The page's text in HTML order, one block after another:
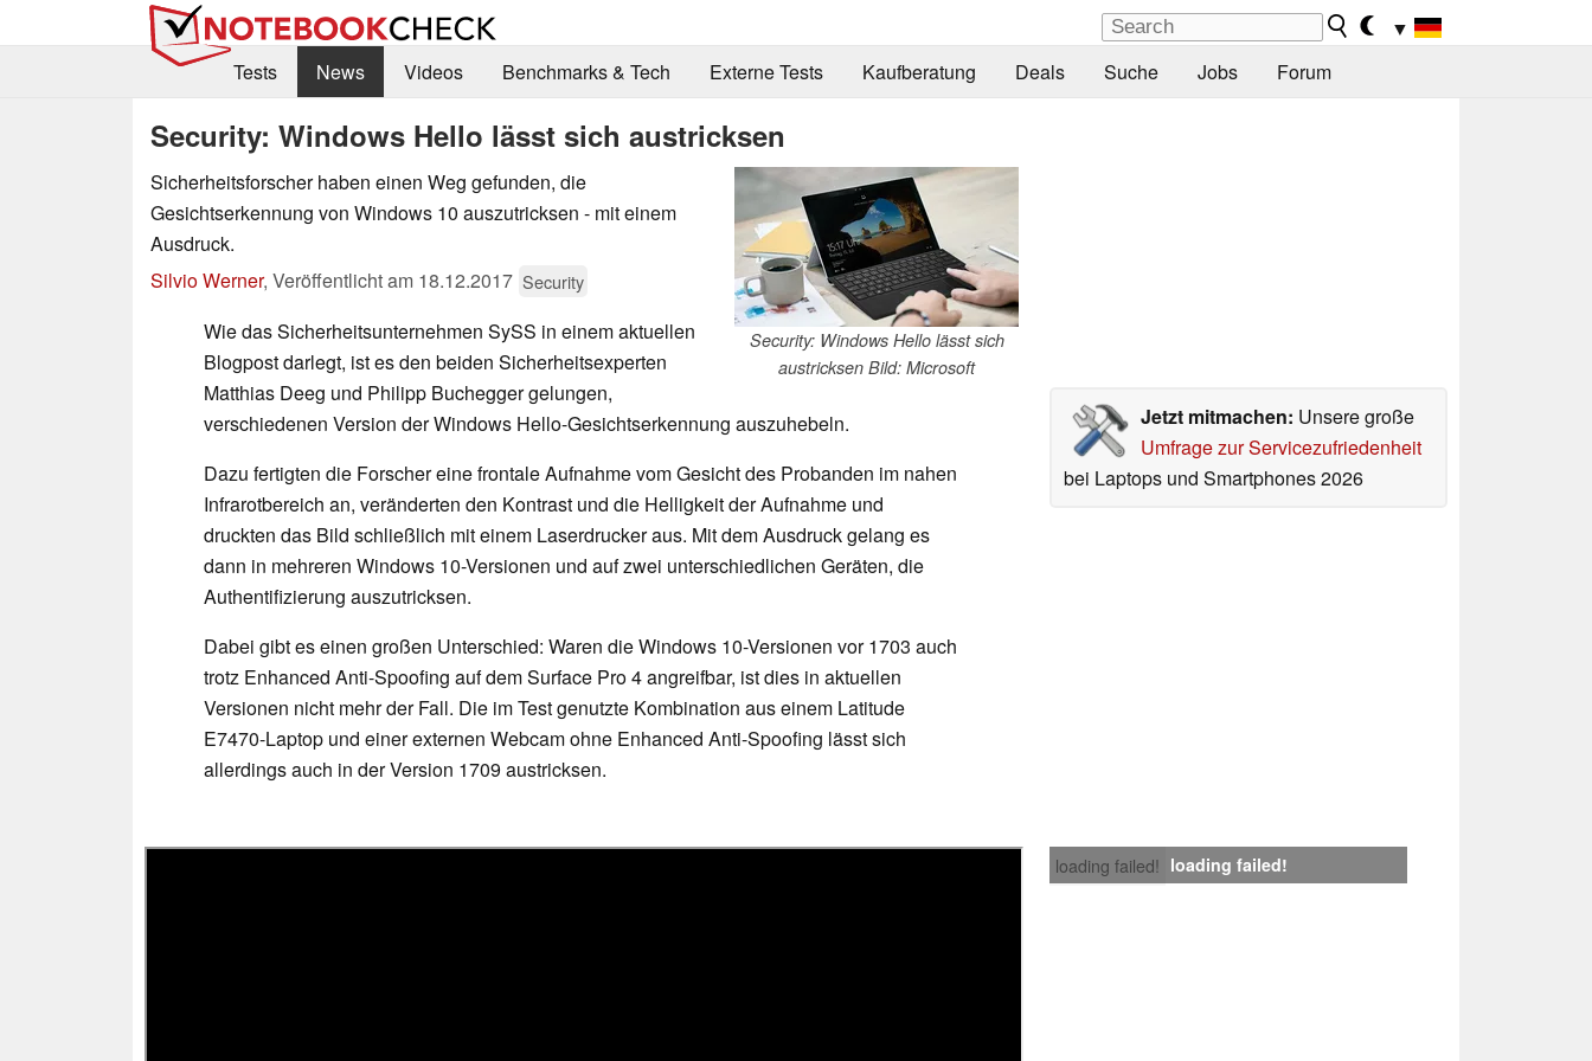
▼
Tests
News Videos Benchmarks & Tech Externe Tests Kaufberatung Deals Suche Jobs Forum
Security: Windows Hello lässt sich austricksen
Security: Windows Hello lässt sich
austricksen Bild: Microsoft
Sicherheitsforscher haben einen Weg gefunden, die
Gesichtserkennung von Windows 10 auszutricksen - mit einem
Ausdruck.
Silvio Werner, Veröffentlicht am 18.12.2017 Security
Jetzt mitmachen: Unsere große
Umfrage zur Servicezufriedenheit
bei Laptops und Smartphones 2026
Wie das Sicherheitsunternehmen SySS in einem aktuellen
Blogpost darlegt, ist es den beiden Sicherheitsexperten
Matthias Deeg und Philipp Buchegger gelungen,
verschiedenen Version der Windows Hello-Gesichtserkennung auszuhebeln.
Dazu fertigten die Forscher eine frontale Aufnahme vom Gesicht des Probanden im nahen
Infrarotbereich an, veränderten den Kontrast und die Helligkeit der Aufnahme und
druckten das Bild schließlich mit einem Laserdrucker aus. Mit dem Ausdruck gelang es
dann in mehreren Windows 10-Versionen und auf zwei unterschiedlichen Geräten, die
Authentifizierung auszutricksen.
Dabei gibt es einen großen Unterschied: Waren die Windows 10-Versionen vor 1703 auch
trotz Enhanced Anti-Spoofing auf dem Surface Pro 4 angreifbar, ist dies in aktuellen
Versionen nicht mehr der Fall. Die im Test genutzte Kombination aus einem Latitude
E7470-Laptop und einer externen Webcam ohne Enhanced Anti-Spoofing lässt sich
allerdings auch in der Version 1709 austricksen.
loading failed! loading failed!